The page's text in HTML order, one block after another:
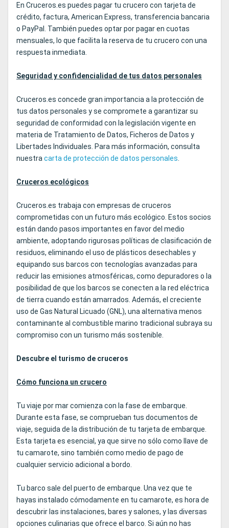
En Cruceros.es puedes pagar tu crucero con tarjeta de
crédito, factura, American Express, transferencia bancaria
o PayPal. También puedes optar por pagar en cuotas
mensuales, lo que facilita la reserva de tu crucero con una
respuesta inmediata.
Seguridad y confidencialidad de tus datos personales
Cruceros.es concede gran importancia a la protección de
tus datos personales y se compromete a garantizar su
seguridad de conformidad con la legislación vigente en
materia de Tratamiento de Datos, Ficheros de Datos y
Libertades Individuales. Para más información, consulta
nuestra carta de protección de datos personales
Cruceros ecológicos
Cruceros.es trabaja con empresas de cruceros
comprometidas con un futuro más ecológico. Estos socios
están dando pasos importantes en favor del medio
ambiente, adoptando rigurosas políticas de clasificación de
residuos, eliminando el uso de plásticos desechables y
equipando sus barcos con tecnologías avanzadas para
reducir las emisiones atmosféricas, como depuradores o la
posibilidad de que los barcos se conecten a la red eléctrica
de tierra cuando están amarrados. Además, el creciente
uso de Gas Natural Licuado (GNL), una alternativa menos
contaminante al combustible marino tradicional subraya su
compromiso con un turismo más sostenible.
Descubre el turismo de cruceros
Cómo funciona un crucero
Tu viaje por mar comienza con la fase de embarque.
Durante esta fase, se comprueban tus documentos de
viaje, seguida de la distribución de tu tarjeta de embarque.
Esta tarjeta es esencial, ya que sirve no sólo como llave de
tu camarote, sino también como medio de pago de
cualquier servicio adicional a bordo.
Tu barco sale del puerto de embarque. Una vez que te
hayas instalado cómodamente en tu camarote, es hora de
descubrir las instalaciones, bares y salones, y las diversas
opciones culinarias que ofrece el barco. Si aún no has